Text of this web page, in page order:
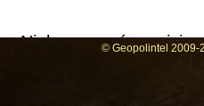
Niel a exposé sa© Geopolintel 2009-